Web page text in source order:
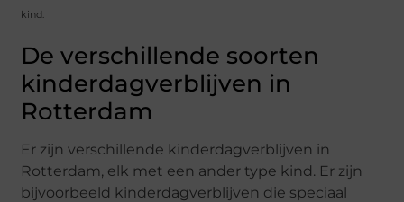
kind.
De verschillende soorten
kinderdagverblijven in
Rotterdam
Er zijn verschillende kinderdagverblijven in
Rotterdam, elk met een ander type kind. Er zijn
bijvoorbeeld kinderdagverblijven die speciaal